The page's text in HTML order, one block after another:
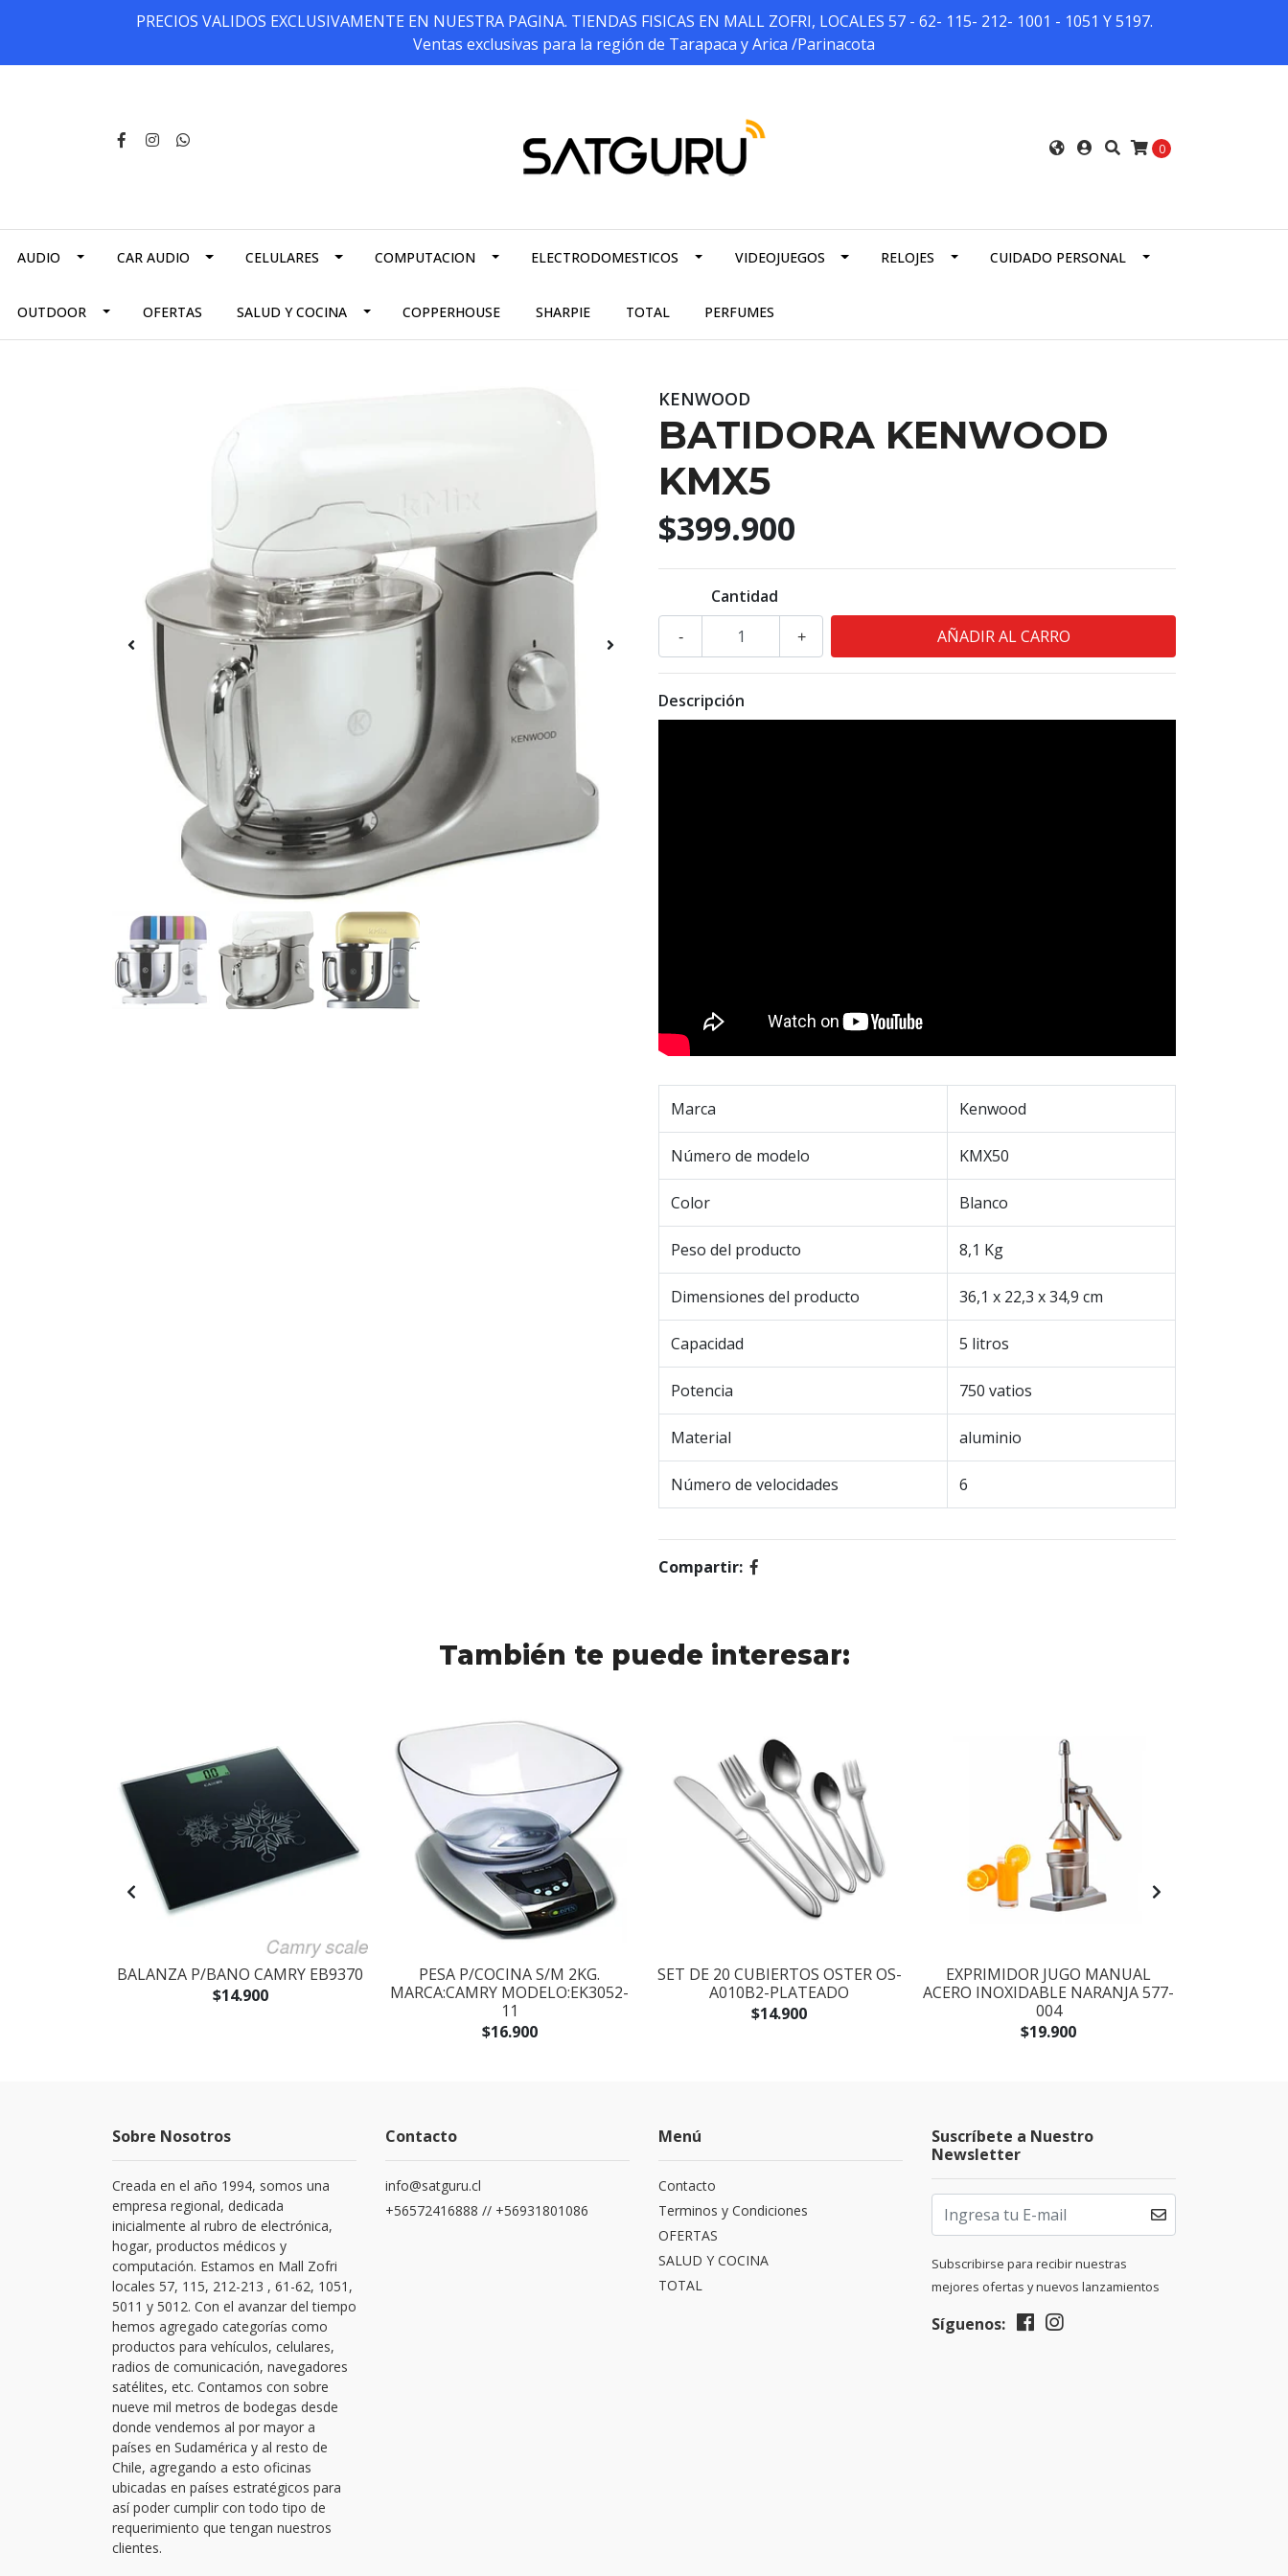
PRECIOS VALIDOS EXCLUSIVAMENTE EN NUESTRA PAGINA. TIENDAS FISICAS EN MALL ZOFRI, LOCALES 57 - 62- 115- 212- 1001 - 1051 Y 5197.
Ventas exclusivas para la región de Tarapaca y Arica /Parinacota
0
AUDIO CAR AUDIO CELULARES COMPUTACION ELECTRODOMESTICOS VIDEOJUEGOS RELOJES CUIDADO PERSONAL
OUTDOOR OFERTAS SALUD Y COCINA COPPERHOUSE SHARPIE TOTAL PERFUMES
KENWOOD
BATIDORA KENWOOD
KMX5
$399.900
Cantidad
+
-
Descripción
Marca Kenwood
Número de modelo KMX50
Color Blanco
Peso del producto 8,1 Kg
Dimensiones del producto 36,1 x 22,3 x 34,9 cm
Capacidad 5 litros
Potencia 750 vatios
Material aluminio
Número de velocidades 6
Compartir:
También te puede interesar:
BALANZA P/BANO CAMRY EB9370
$14.900
PESA P/COCINA S/M 2KG.
MARCA:CAMRY MODELO:EK3052-
11
$16.900
SET DE 20 CUBIERTOS OSTER OS-
A010B2-PLATEADO
$14.900
EXPRIMIDOR JUGO MANUAL
ACERO INOXIDABLE NARANJA 577-
004
$19.900
Sobre Nosotros
Creada en el año 1994, somos una
empresa regional, dedicada
inicialmente al rubro de electrónica,
hogar, productos médicos y
computación. Estamos en Mall Zofri
locales 57, 115, 212-213 , 61-62, 1051,
5011 y 5012. Con el avanzar del tiempo
hemos agregado categorías como
productos para vehículos, celulares,
radios de comunicación, navegadores
satélites, etc. Contamos con sobre
nueve mil metros de bodegas desde
donde vendemos al por mayor a
países en Sudamérica y al resto de
Chile, agregando a esto oficinas
ubicadas en países estratégicos para
así poder cumplir con todo tipo de
requerimiento que tengan nuestros
clientes.
Contacto
info@satguru.cl
+56572416888 // +56931801086
Menú
Contacto
Terminos y Condiciones
OFERTAS
SALUD Y COCINA
TOTAL
Suscríbete a Nuestro
Newsletter
Subscribirse para recibir nuestras
mejores ofertas y nuevos lanzamientos
Síguenos: